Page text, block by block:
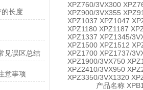
的长度
见误区总结
意事项
XPZ760/3VX300
XPZ900/3VX355
XPZ1037 XPZ1047
XPZ1180 XPZ1187
XPZ1337 XPZ1345/
XPZ1500 XPZ1512
XPZ1700 XPZ1737/
XPZ1900/3VX750
XPZ2410/3VX950
XPZ3350/3VX1320
产品名称 XPB1130/